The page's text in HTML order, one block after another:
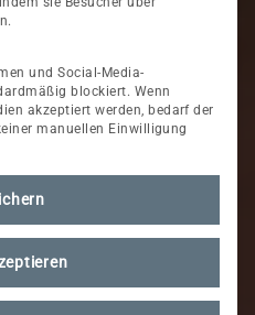
und Social-Media-
blockiert. Wenn
akzeptiert werden, bedarf der
manuellen Einwilligung